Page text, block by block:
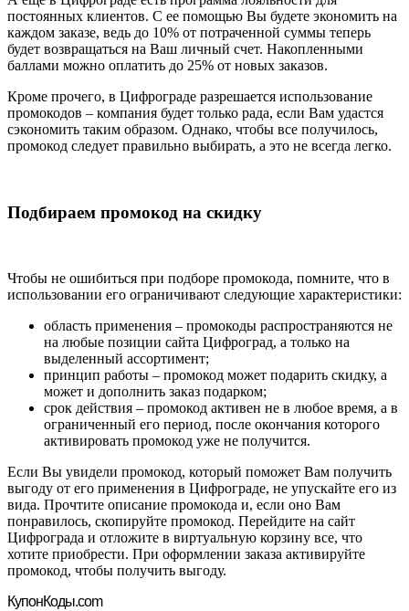
постоянных клиентов. С ее помощью Вы будете экономить на
каждом заказе, ведь до 10% от потраченной суммы теперь
будет возвращаться на Ваш личный счет. Накопленными
баллами можно оплатить до 25% от новых заказов.
Кроме прочего, в Цифрограде разрешается использование
промокодов – компания будет только рада, если Вам удастся
сэкономить таким образом. Однако, чтобы все получилось,
промокод следует правильно выбирать, а это не всегда легко.
Подбираем промокод на скидку
Чтобы не ошибиться при подборе промокода, помните, что в
использовании его ограничивают следующие характеристики:
область применения – промокоды распространяются не
на любые позиции сайта Цифроград, а только на
выделенный ассортимент;
принцип работы – промокод может подарить скидку, а
может и дополнить заказ подарком;
срок действия – промокод активен не в любое время, а в
ограниченный его период, после окончания которого
активировать промокод уже не получится.
Если Вы увидели промокод, который поможет Вам получить
выгоду от его применения в Цифрограде, не упускайте его из
вида. Прочтите описание промокода и, если оно Вам
понравилось, скопируйте промокод. Перейдите на сайт
Цифрограда и отложите в виртуальную корзину все, что
хотите приобрести. При оформлении заказа активируйте
промокод, чтобы получить выгоду.
КупонКоды.com